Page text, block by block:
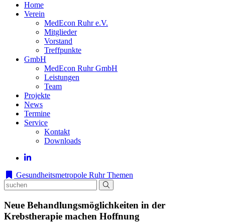
Home
Verein
MedEcon Ruhr e.V.
Mitglieder
Vorstand
Treffpunkte
GmbH
MedEcon Ruhr GmbH
Leistungen
Team
Projekte
News
Termine
Service
Kontakt
Downloads
Gesundheitsmetropole Ruhr Themen
Neue Behandlungsmöglichkeiten in der
Krebstherapie machen Hoffnung